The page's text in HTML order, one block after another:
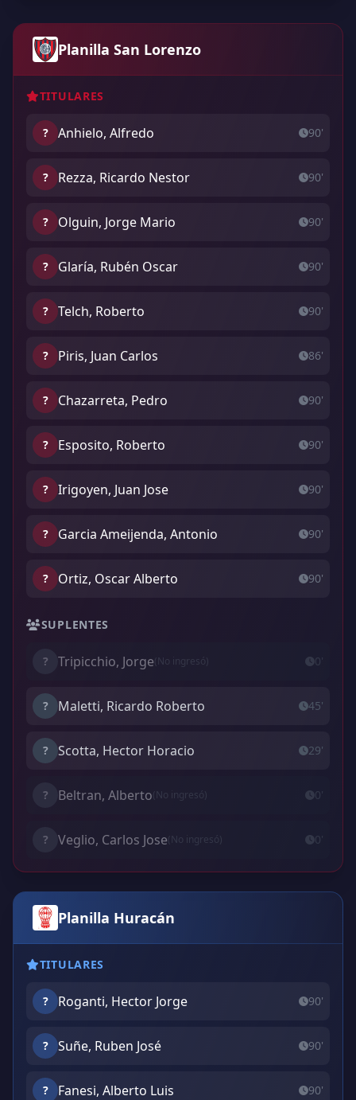
Planilla San Lorenzo
TITULARES
? Anhielo, Alfredo 90'
? Rezza, Ricardo Nestor 90'
? Olguin, Jorge Mario 90'
? Glaría, Rubén Oscar 90'
? Telch, Roberto 90'
? Piris, Juan Carlos 86'
? Chazarreta, Pedro 90'
? Esposito, Roberto 90'
? Irigoyen, Juan Jose 90'
? Garcia Ameijenda, Antonio 90'
? Ortiz, Oscar Alberto 90'
SUPLENTES
? Tripicchio, Jorge(No ingresó) 0'
? Maletti, Ricardo Roberto 45'
? Scotta, Hector Horacio 29'
? Beltran, Alberto(No ingresó) 0'
? Veglio, Carlos Jose(No ingresó) 0'
Planilla Huracán
TITULARES
? Roganti, Hector Jorge 90'
? Suñe, Ruben José 90'
? Fanesi, Alberto Luis 90'